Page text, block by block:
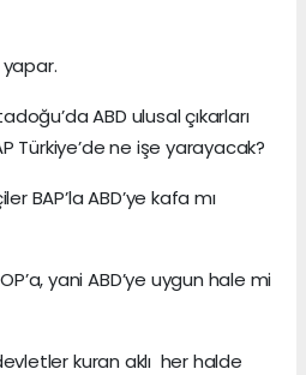
yapar.
ABD ulusal çıkarları
Türkiye’de ne işe yarayacak?
BAP’la ABD’ye kafa mı
yani ABD’ye uygun hale mi
kuran aklı her halde